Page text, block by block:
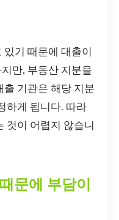
기 때문에 대출이
만, 부동산 지분을
출 기관은 해당 지분
하게 됩니다. 따라
것이 어렵지 않습니
문에 부담이